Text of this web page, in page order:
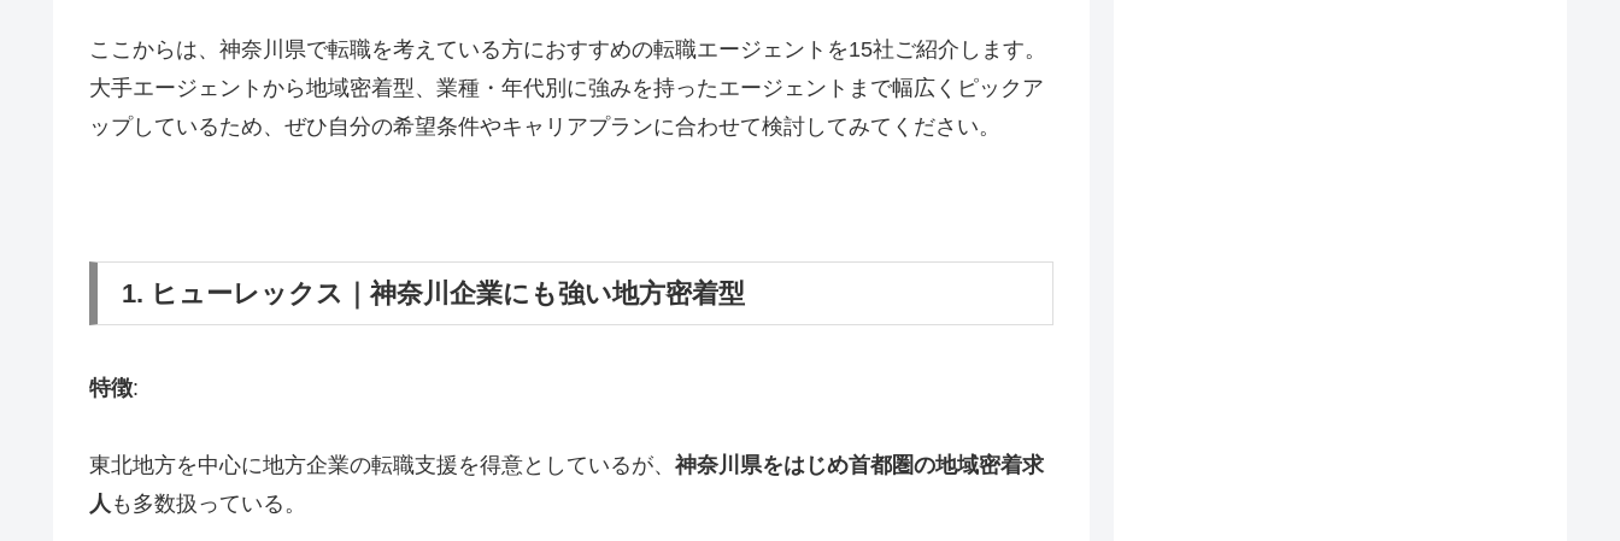
ここからは、神奈川県で転職を考えている方におすすめの転職エージェントを15社ご紹介します。
大手エージェントから地域密着型、業種・年代別に強みを持ったエージェントまで幅広くピックア
ップしているため、ぜひ自分の希望条件やキャリアプランに合わせて検討してみてください。
1. ヒューレックス｜神奈川企業にも強い地方密着型
特徴:
東北地方を中心に地方企業の転職支援を得意としているが、 神奈川県をはじめ首都圏の地域密着求
人 も多数扱っている。